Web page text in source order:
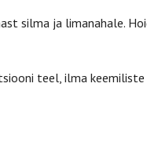
silma ja limanahale.
teel, ilma